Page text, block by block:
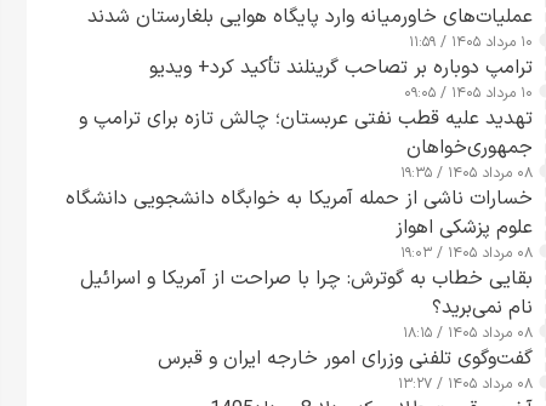
عملیات‌های خاورمیانه وارد پایگاه هوایی بلغارستان شدند
۱۰ مرداد ۱۴۰۵ / ۱۱:۵۹
ترامپ دوباره بر تصاحب گرینلند تأکید کرد+ ویدیو
۱۰ مرداد ۱۴۰۵ / ۰۹:۰۵
تهدید علیه قطب نفتی عربستان؛ چالش تازه برای ترامپ و
جمهوری‌خواهان
۰۸ مرداد ۱۴۰۵ / ۱۹:۳۵
خسارات ناشی از حمله آمریکا به خوابگاه دانشجویی دانشگاه
علوم پزشکی اهواز
۰۸ مرداد ۱۴۰۵ / ۱۹:۰۳
بقایی خطاب به گوترش: چرا با صراحت از آمریکا و اسرائیل
نام نمی‌برید؟
۰۸ مرداد ۱۴۰۵ / ۱۸:۱۵
گفت‌وگوی تلفنی وزرای امور خارجه ایران و قبرس
۰۸ مرداد ۱۴۰۵ / ۱۳:۲۷